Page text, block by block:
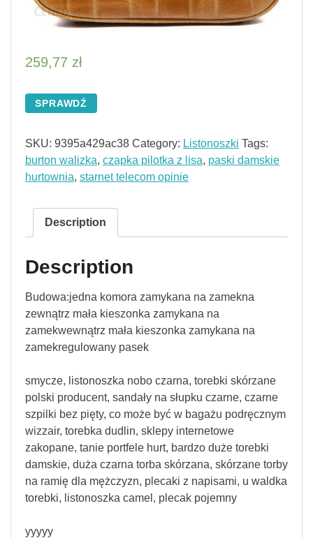
259,77 zł
SPRAWDŹ
SKU: 9395a429ac38 Category: Listonoszki Tags:
burton walizka, czapka pilotka z lisa, paski damskie
hurtownia, starnet telecom opinie
Description
Description
Budowa:jedna komora zamykana na zamekna
zewnątrz mała kieszonka zamykana na
zamekwewnątrz mała kieszonka zamykana na
zamekregulowany pasek
smycze, listonoszka nobo czarna, torebki skórzane
polski producent, sandały na słupku czarne, czarne
szpilki bez pięty, co może być w bagażu podręcznym
wizzair, torebka dudlin, sklepy internetowe
zakopane, tanie portfele hurt, bardzo duże torebki
damskie, duża czarna torba skórzana, skórzane torby
na ramię dla mężczyzn, plecaki z napisami, u waldka
torebki, listonoszka camel, plecak pojemny
yyyyy